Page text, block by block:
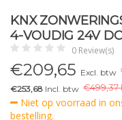
KNX
4-VOUDIG 24V
0 Review(s)
€209,65 Excl. btw
€253,68 Incl. btw €499,37
Niet op voorraad in
bestelling.